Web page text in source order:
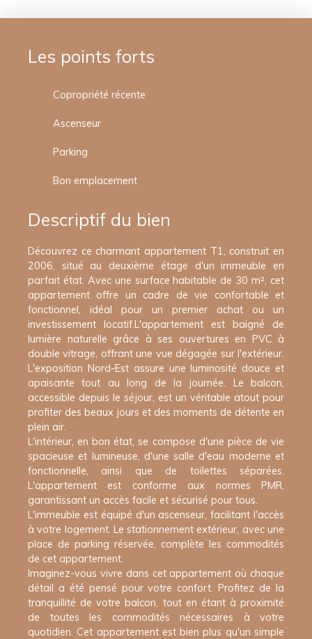
Les points forts
Copropriété récente
Ascenseur
Parking
Bon emplacement
Descriptif du bien
Découvrez ce charmant appartement T1, construit en
2006, situé au deuxième étage d'un immeuble en
parfait état. Avec une surface habitable de 30 m², cet
appartement offre un cadre de vie confortable et
fonctionnel, idéal pour un premier achat ou un
investissement locatif.L'appartement est baigné de
lumière naturelle grâce à ses ouvertures en PVC à
double vitrage, offrant une vue dégagée sur l'extérieur.
L'exposition Nord-Est assure une luminosité douce et
apaisante tout au long de la journée. Le balcon,
accessible depuis le séjour, est un véritable atout pour
profiter des beaux jours et des moments de détente en
plein air.
L'intérieur, en bon état, se compose d'une pièce de vie
spacieuse et lumineuse, d'une salle d'eau moderne et
fonctionnelle, ainsi que de toilettes séparées.
L'appartement est conforme aux normes PMR,
garantissant un accès facile et sécurisé pour tous.
L'immeuble est équipé d'un ascenseur, facilitant l'accès
à votre logement. Le stationnement extérieur, avec une
place de parking réservée, complète les commodités
de cet appartement.
Imaginez-vous vivre dans cet appartement où chaque
détail a été pensé pour votre confort. Profitez de la
tranquillité de votre balcon, tout en étant à proximité
de toutes les commodités nécessaires à votre
quotidien. Cet appartement est bien plus qu'un simple